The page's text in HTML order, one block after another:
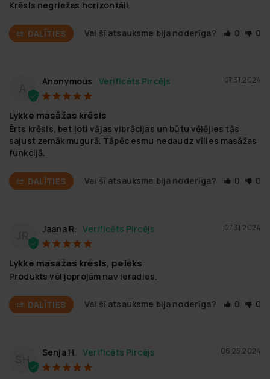
Krēsls negriežas horizontāli.
DALĪTIES Vai šī atsauksme bija noderīga? 0 0
07.31.2024
Anonymous
Lykke masāžas krēsls
Ērts krēsls, bet ļoti vājas vibrācijas un būtu vēlējies tās
sajust zemāk mugurā. Tāpēc esmu nedaudz vīlies masāžas
funkcijā.
DALĪTIES Vai šī atsauksme bija noderīga? 0 0
07.31.2024
Jaana R.
Lykke masāžas krēsls, pelēks
Produkts vēl joprojām nav ieradies.
DALĪTIES Vai šī atsauksme bija noderīga? 0 0
SH
06.25.2024
Senja H.